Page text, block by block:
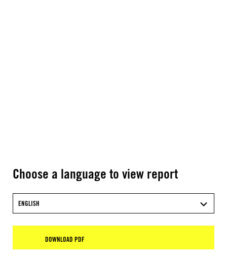
Choose a language to view report
ENGLISH
DOWNLOAD PDF